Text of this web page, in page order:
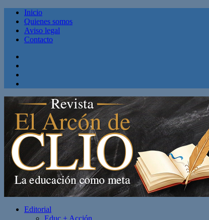
Inicio
Quienes somos
Aviso legal
Contacto
Editorial
Educ + Acción